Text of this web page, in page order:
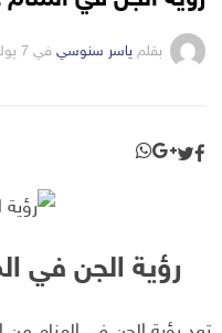
بقلم ياسر سنوسي في 7 يوليو، 2020
رؤية الجن في